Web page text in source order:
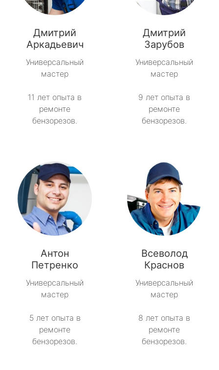
Дмитрий
Аркадьевич
Универсальный
мастер
11 лет опыта в
ремонте
бензорезов.
Дмитрий
Зарубов
Универсальный
мастер
9 лет опыта в
ремонте
бензорезов.
Антон
Петренко
Универсальный
мастер
5 лет опыта в
ремонте
бензорезов.
Всеволод
Краснов
Универсальный
мастер
8 лет опыта в
ремонте
бензорезов.